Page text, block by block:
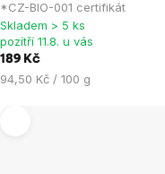
*CZ-BIO-001 certifikát
je
5,0
z
5
Skladem > 5 ks
pozítří 11.8. u vás
189 Kč
Měrná
94,50 Kč / 100 g